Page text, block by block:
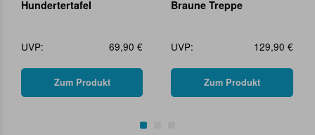
Hundertertafel
UVP: 69,90 €
Zum Produkt
Braune Treppe
UVP: 129,90 €
Zum Produkt